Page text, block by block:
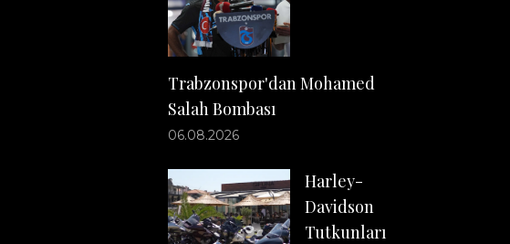
Trabzonspor'dan Mohamed
Salah Bombası
06.08.2026
Harley-
Davidson
Tutkunları